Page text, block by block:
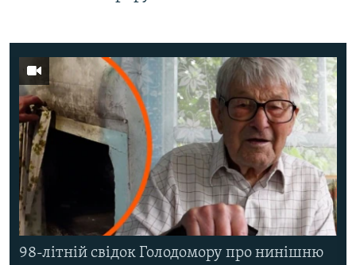
98-літній свідок Голодомору про нинішню